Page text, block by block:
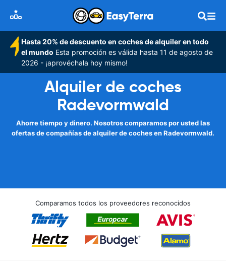
Hasta 20% de descuento en coches de alquiler en todo
el mundo Esta promoción es válida hasta 11 de agosto de
2026 - ¡aprovéchala hoy mismo!
Alquiler de coches
Radevormwald
Ahorre tiempo y dinero. Nosotros comparamos por usted las
ofertas de compañías de alquiler de coches en Radevormwald.
Comparamos todos los proveedores reconocidos